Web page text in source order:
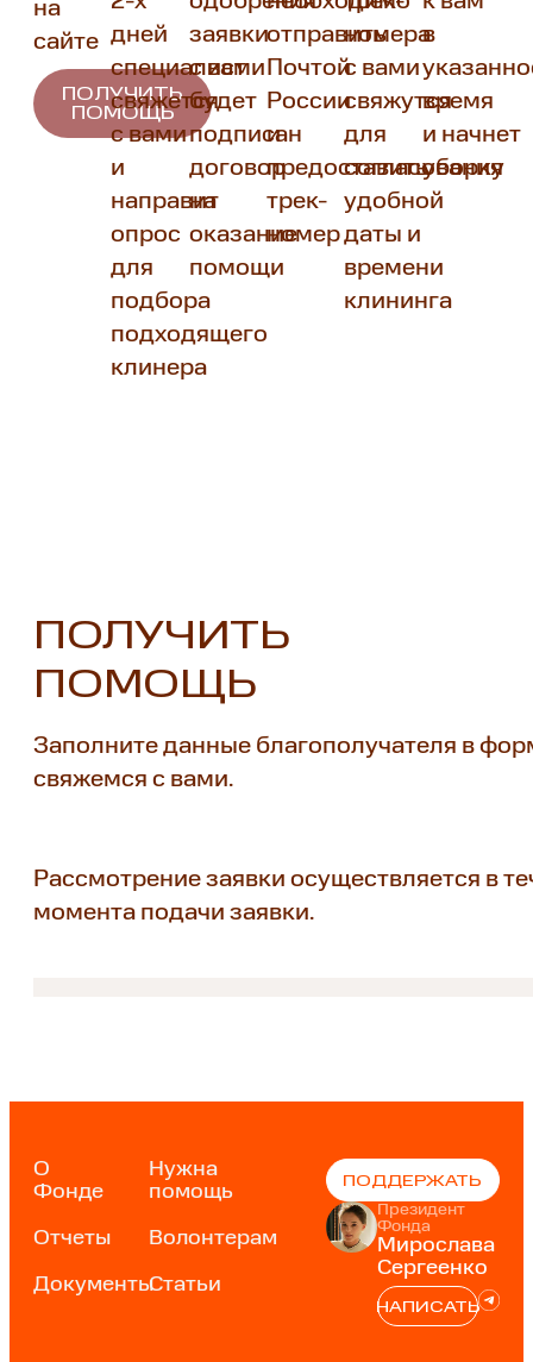
на
сайте
ПОЛУЧИТЬ
ПОМОЩЬ
дней
специалист
свяжется
с вами
и
направит
опрос
для
подбора
подходящего
клинера
заявки
с вами
будет
подписан
договор
на
оказание
помощи
отправить
Почтой
России
и
предоставить
трек-
номер
номера
с вами
свяжутся
для
согласования
удобной
даты и
времени
клининга
в
время
и начнет
уборку
ПОЛУЧИТЬ
ПОМОЩЬ
Заполните данные благополучателя в
свяжемся с вами.
Рассмотрение заявки осуществляется в
момента подачи заявки.
О
Фонде
Отчеты
Документы
Нужна
помощь
Волонтерам
Статьи
ПОДДЕРЖАТЬ
Президент
Фонда
Мирослава
Сергеенко
НАПИСАТЬ